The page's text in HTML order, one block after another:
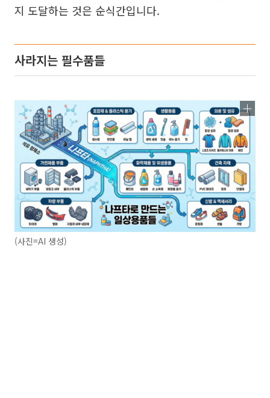
지 도달하는 것은 순식간입니다.
사라지는 필수품들
(사진=AI 생성)